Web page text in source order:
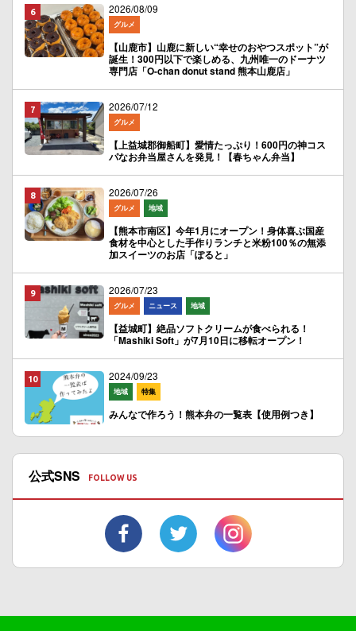
2026/08/09
グルメ
【山鹿市】山鹿に新しい“幸せのおやつスポット”が
誕生！300円以下で楽しめる、九州唯一のドーナツ
専門店「O-chan donut stand 熊本山鹿店」
2026/07/12
グルメ
【上益城郡御船町】愛情たっぷり！600円の神コス
パなお弁当屋さんを発見！【春ちゃん弁当】
2026/07/26
グルメ 地域
【熊本市南区】今年1月にオープン！身体喜ぶ国産
食材を中心とした手作りランチと米粉100％の無添
加スイーツのお店「ぽると」
2026/07/23
グルメ ニュース 地域
【益城町】絶品ソフトクリームが食べられる！
「Mashiki Soft」が7月10日に移転オープン！
2024/09/23
地域 特集
みんなで作ろう！熊本弁の一覧表【使用例つき】
公式SNS